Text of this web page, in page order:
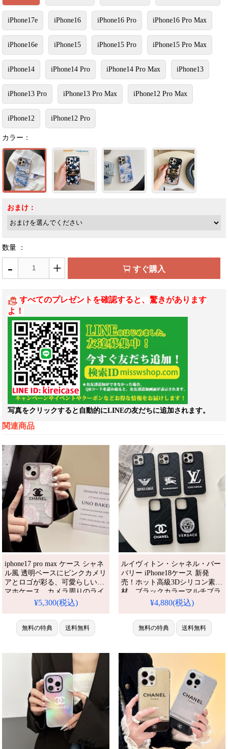
iPhone17e iPhone16 iPhone16 Pro iPhone16 Pro Max
iPhone16e iPhone15 iPhone15 Pro iPhone15 Pro Max
iPhone14 iPhone14 Pro iPhone14 Pro Max iPhone13
iPhone13 Pro iPhone13 Pro Max iPhone12 Pro Max
iPhone12 iPhone12 Pro
カラー：
おまけ：
数量 ：
- + すぐ購入
すべてのプレゼントを確認すると、驚きがあります
よ！
写真をクリックすると自動的にLINEの友だちに追加されます。
関連商品
iphone17 pro max ケース シャネ
ル風 透明ベースにピンクカメリ
アとロゴが彩る、可愛らしいス
マホケース。カメラ周りのライ
ンストーンが煌めき、芸能人愛
ばみ防止加工で、日常使いも安
心な大人レディース向けです。
アイフォン18/18pro/16pro/16pro
¥5,300(税込)
無料の特典 送料無料
ルイヴィトン・シャネル・バー
バリー iPhone18ケース 新発
売！ホット高級3Dシリコン素
材、ブラックカラーマルチブラ
ンドロゴデザイン。
能人も愛用する人気ブランド、
耐衝撃＆防水の多機能仕様。か
わいいブランドロゴスタイルが
iPhone17pro/16promaxケースと
しても使える優れもの！（スマ
ホケース黒）
¥4,880(税込)
無料の特典 送料無料